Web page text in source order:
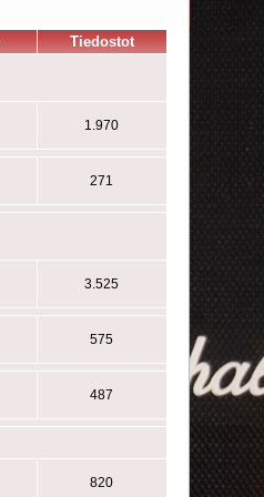
Tiedostot
1.970
271
3.525
575
487
820